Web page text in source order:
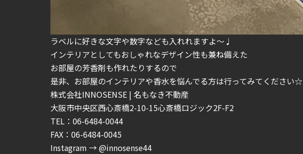
ラベルに好きな文字や数字なども入れれますよ～♩
インテリアとしてもおしゃれなデザイン性も兼ね備えた
お部屋の芳香剤も作れたりするので
是非、お部屋のインテリアや香水を悩んでる方は行ってみてください☆
株式会社INNOSENSE | 名もなき不動産
大阪市中央区西心斎橋2-10-15心斎橋ロジック2F-F2
TEL：06-6484-0044
FAX：06-6484-0045
Instagram → @innosense44